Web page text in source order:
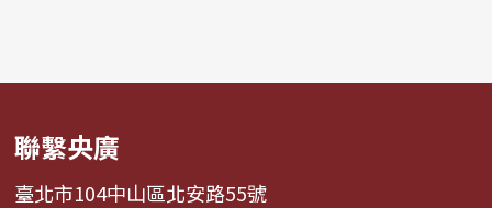
聯繫央廣
臺北市104中山區北安路55號